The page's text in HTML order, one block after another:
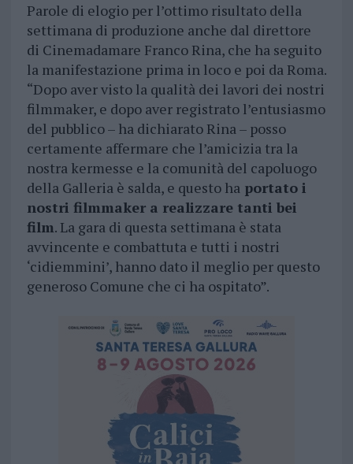
Parole di elogio per l’ottimo risultato della
settimana di produzione anche dal direttore
di Cinemadamare Franco Rina, che ha seguito
la manifestazione prima in loco e poi da Roma.
“Dopo aver visto la qualità dei lavori dei nostri
filmmaker, e dopo aver registrato l’entusiasmo
del pubblico – ha dichiarato Rina – posso
certamente affermare che l’amicizia tra la
nostra kermesse e la comunità del capoluogo
della Galleria è salda, e questo haportato i
nostri filmmaker a realizzare tanti bei
film. La gara di questa settimana è stata
avvincente e combattuta e tutti i nostri
‘cidiemmini’, hanno dato il meglio per questo
generoso Comune che ci ha ospitato”.